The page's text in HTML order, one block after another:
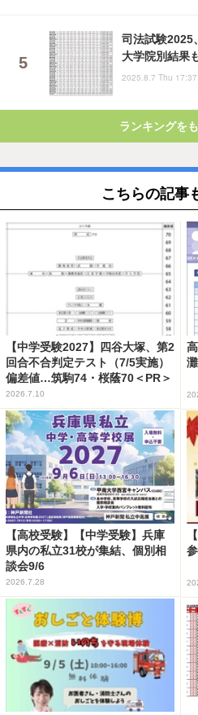
司法試験2025
大学院別結果
2025.8.7 Thu 17:37
ランキングを
こちらの記事
【中学受験2027】四谷大塚、第2
回合不合判定テスト（7/5実施）
偏差値…筑駒74・桜蔭70＜PR＞
2026.7.10
【高校受験】【中学受験】兵庫
県内の私立31校が集結、個別相
談会9/6
2026.7.28